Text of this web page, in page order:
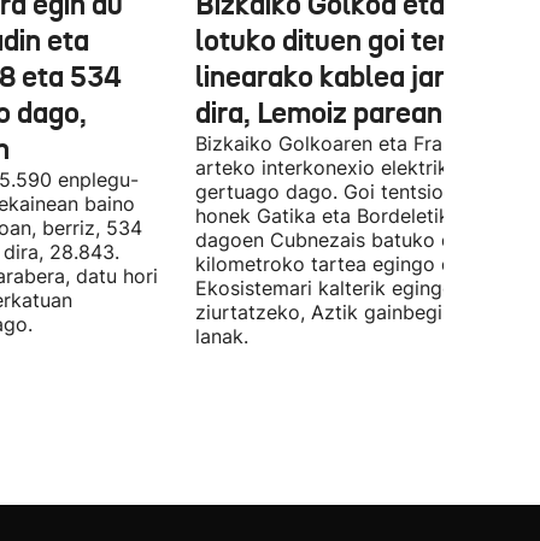
eta
eta 534
dago,
enplegu-
baino
berriz, 534
28.843.
datu hori
lotuko dituen goi tentsioko
linearako kablea jartzen
dira, Lemoiz parean
Bizkaiko Golkoaren eta Frantziaren
arteko interkonexio elektrikoa
gertuago dago. Goi tentsioko linea
honek Gatika eta Bordeletik gertu
dagoen Cubnezais batuko ditu eta
kilometroko tartea egingo du ur
Ekosistemari kalterik egingo ez
ziurtatzeko, Aztik gainbegiratuko
lanak.